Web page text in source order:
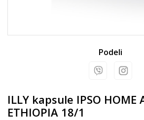
Podeli
ILLY kapsule IPSO HOME
ETHIOPIA 18/1